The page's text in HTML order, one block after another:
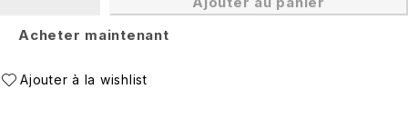
Acheter maintenant